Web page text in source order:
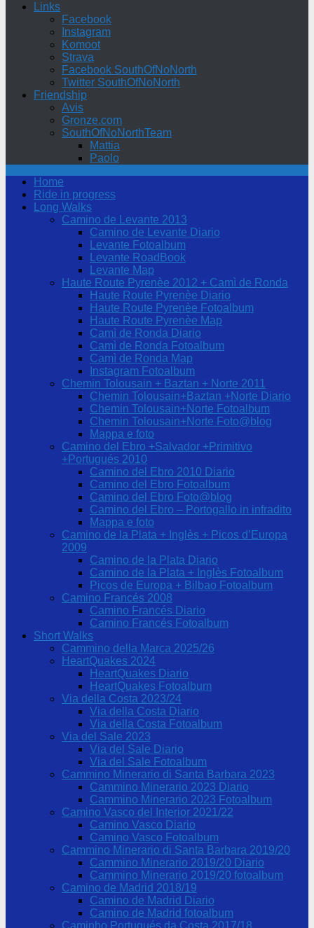
Links
Facebook
Instagram
Komoot
Strava
Facebook SouthOfNoNorth
Twitter SouthOfNoNorth
Friendship
Avis
Gronze.com
SouthOfNoNorthTeam
Mattia
Paolo
Home
Ride in progress
Long Walks
Camino de Levante 2013
Camino de Levante Diario
Levante Fotoalbum
Levante RoadBook
Levante Map
Haute Route Pyrenèe 2012 + Camì de Ronda
Haute Route Pyrenèe Diario
Haute Route Pyrenèe Fotoalbum
Haute Route Pyrenèe Map
Camì de Ronda Diario
Camì de Ronda Fotoalbum
Camì de Ronda Map
Instagram Fotoalbum
Chemin Tolousain + Baztan + Norte 2011
Chemin Tolousain+Baztan +Norte Diario
Chemin Tolousain+Norte Fotoalbum
Chemin Tolousain+Norte Foto@blog
Mappa e foto
Camino del Ebro +Salvador +Primitivo
+Portugués 2010
Camino del Ebro 2010 Diario
Camino del Ebro Fotoalbum
Camino del Ebro Foto@blog
Camino del Ebro – Portogallo in infradito
Mappa e foto
Camino de la Plata + Inglès + Picos d’Europa
2009
Camino de la Plata Diario
Camino de la Plata + Inglès Fotoalbum
Picos de Europa + Bilbao Fotoalbum
Camino Francés 2008
Camino Francés Diario
Camino Francés Fotoalbum
Short Walks
Cammino della Marca 2025/26
HeartQuakes 2024
HeartQuakes Diario
HeartQuakes Fotoalbum
Via della Costa 2023/24
Via della Costa Diario
Via della Costa Fotoalbum
Via del Sale 2023
Via del Sale Diario
Via del Sale Fotoalbum
Cammino Minerario di Santa Barbara 2023
Cammino Minerario 2023 Diario
Cammino Minerario 2023 Fotoalbum
Camino Vasco del Interior 2021/22
Camino Vasco Diario
Camino Vasco Fotoalbum
Cammino Minerario di Santa Barbara 2019/20
Cammino Minerario 2019/20 Diario
Cammino Minerario 2019/20 fotoalbum
Camino de Madrid 2018/19
Camino de Madrid Diario
Camino de Madrid fotoalbum
Caminho Portugués da Costa 2017/18